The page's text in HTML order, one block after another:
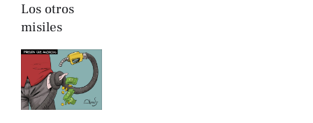
Los otros
misiles